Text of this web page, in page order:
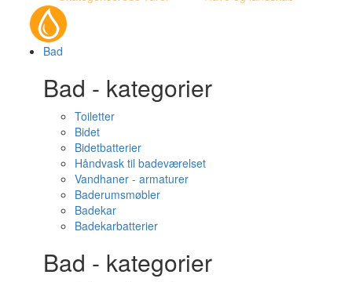
Bad
Bad - kategorier
Toiletter
Bidet
Bidetbatterier
Håndvask til badeværelset
Vandhaner - armaturer
Baderumsmøbler
Badekar
Badekarbatterier
Bad - kategorier